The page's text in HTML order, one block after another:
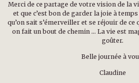
Merci de ce partage de votre vision de la
et que c’est bon de garder la joie à
qu’on sait s’émerveiller et se réjouir de ce
on fait un bout de chemin … La vie est
goûter.
Belle journée à
Claudine